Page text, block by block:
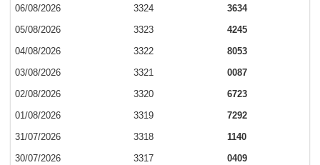
06/08/2026 3324
3634
05/08/2026
3323
4245
04/08/2026
3322
8053
03/08/2026
3321
0087
02/08/2026
3320
6723
01/08/2026
3319
7292
31/07/2026
3318
1140
30/07/2026
3317
0409